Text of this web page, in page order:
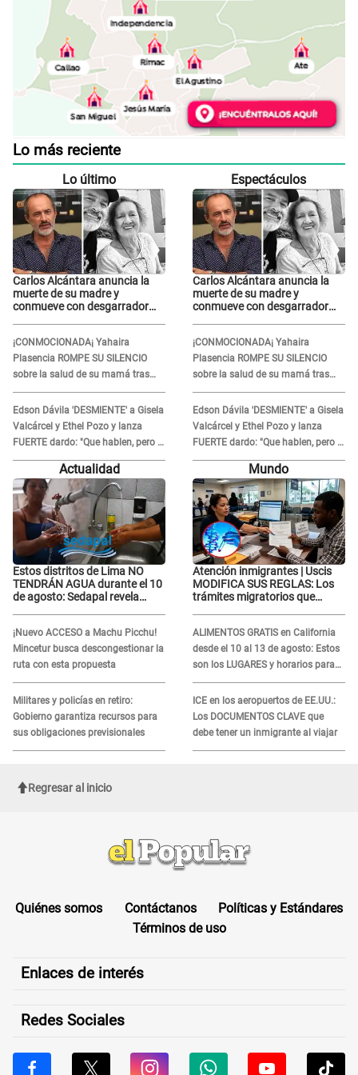
Lo más reciente
Lo último
Carlos Alcántara anuncia la
muerte de su madre y
conmueve con desgarrador
¡CONMOCIONADA¡ Yahaira
Plasencia ROMPE SU SILENCIO
sobre la salud de su mamá tras
APARECER en centro oncológico:
“La oración tiene poder”
Edson Dávila 'DESMIENTE' a Gisela
Valcárcel y Ethel Pozo y lanza
FUERTE dardo: "Que hablen, pero la
verdad siempre se sabe"
Espectáculos
Carlos Alcántara anuncia la
muerte de su madre y
conmueve con desgarrador
¡CONMOCIONADA¡ Yahaira
Plasencia ROMPE SU SILENCIO
sobre la salud de su mamá tras
APARECER en centro oncológico:
“La oración tiene poder”
Edson Dávila 'DESMIENTE' a Gisela
Valcárcel y Ethel Pozo y lanza
FUERTE dardo: "Que hablen, pero la
verdad siempre se sabe"
Actualidad
Estos distritos de Lima NO
TENDRÁN AGUA durante el 10
de agosto: Sedapal revela
¡Nuevo ACCESO a Machu Picchu!
Mincetur busca descongestionar la
ruta con esta propuesta
Militares y policías en retiro:
Gobierno garantiza recursos para
sus obligaciones previsionales
Mundo
Atención inmigrantes | Uscis
MODIFICA SUS REGLAS: Los
trámites migratorios que
ALIMENTOS GRATIS en California
desde el 10 al 13 de agosto: Estos
son los LUGARES y horarios para
recibir la ayuda
ICE en los aeropuertos de EE.UU.:
Los DOCUMENTOS CLAVE que
debe tener un inmigrante al viajar
Regresar al inicio
Quiénes somos Contáctanos
Políticas y Estándares
Términos de uso
Enlaces de interés
Redes Sociales